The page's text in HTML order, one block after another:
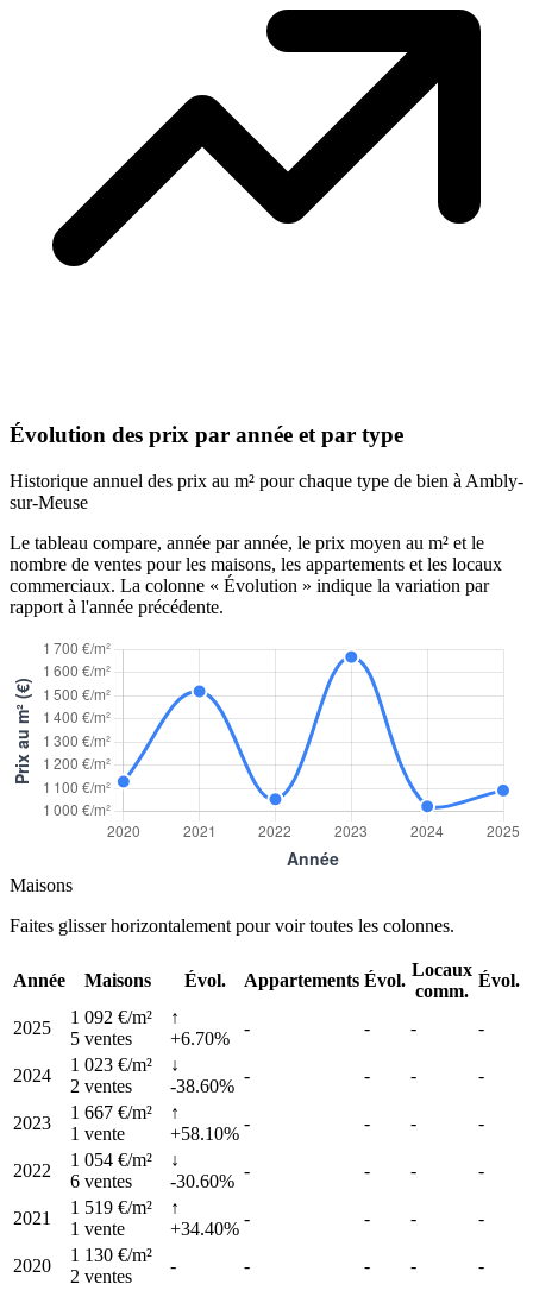
Évolution des prix par année et par type
Historique annuel des prix au m² pour chaque type de bien à Ambly-
sur-Meuse
Le tableau compare, année par année, le prix moyen au m² et le
nombre de ventes pour les maisons, les appartements et les locaux
commerciaux. La colonne « Évolution » indique la variation par
rapport à l'année précédente.
Maisons
Faites glisser horizontalement pour voir toutes les colonnes.
Année Maisons Évol. Appartements Évol.
Locaux
comm.
Évol.
2025
1 092 €/m²
5 ventes
↑
+6.70%
- - - -
2024
1 023 €/m²
2 ventes
↓
-38.60%
- - - -
2023
1 667 €/m²
1 vente
↑
+58.10%
- - - -
2022
1 054 €/m²
6 ventes
↓
-30.60%
- - - -
2021
1 519 €/m²
1 vente
↑
+34.40%
- - - -
2020
1 130 €/m²
2 ventes
- - - - -